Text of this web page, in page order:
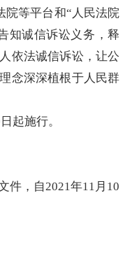
院等平台和“人民法院
知诚信诉讼义务，释
依法诚信诉讼，让公
念深深植根于人民群
起施行。
件，自2021年11月10